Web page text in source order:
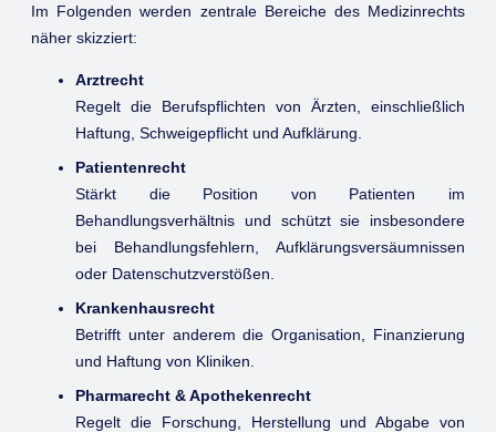
Im Folgenden werden zentrale Bereiche des Medizinrechts
näher skizziert:
Arztrecht
Regelt die Berufspflichten von Ärzten, einschließlich
Haftung, Schweigepflicht und Aufklärung.
Patientenrecht
Stärkt die Position von Patienten im
Behandlungsverhältnis und schützt sie insbesondere
bei Behandlungsfehlern, Aufklärungsversäumnissen
oder Datenschutzverstößen.
Krankenhausrecht
Betrifft unter anderem die Organisation, Finanzierung
und Haftung von Kliniken.
Pharmarecht & Apothekenrecht
Regelt die Forschung, Herstellung und Abgabe von